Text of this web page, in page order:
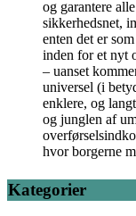
og garantere
sikkerhedsnet,
enten det er
inden for et nyt
– uanset
universel (i
enklere, og
og junglen af
hvor borgerne
Kategorier